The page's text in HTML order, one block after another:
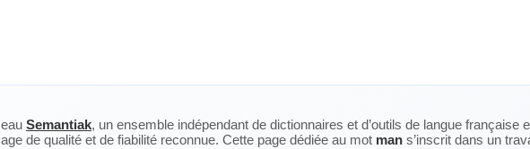
Semantiak, un ensemble indépendant de dictionnaires et d’outils de langue française
de qualité et de fiabilité reconnue. Cette page dédiée au mot man s’inscrit dans un